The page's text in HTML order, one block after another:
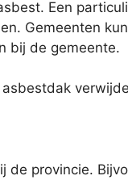
Een
Gemeenten
bij de gemeente.
provincie.